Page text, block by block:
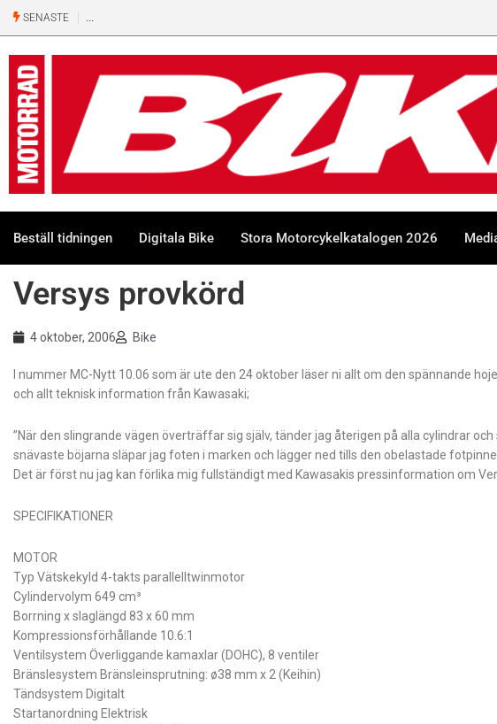
SENASTE
Beställ tidningen Digitala Bike Stora Motorcykelkatalogen 2026
Versys provkörd
4 oktober, 2006 Bike
I nummer MC-Nytt 10.06 som är ute den 24 oktober läser ni allt om den spännande
och allt teknisk information från Kawasaki;
”När den slingrande vägen överträffar sig själv, tänder jag återigen på alla cylindrar
snävaste böjarna släpar jag foten i marken och lägger ned tills den obelastade
Det är först nu jag kan förlika mig fullständigt med Kawasakis pressinformation om
SPECIFIKATIONER
MOTOR
Typ Vätskekyld 4-takts parallelltwinmotor
Cylindervolym 649 cm³
Borrning x slaglängd 83 x 60 mm
Kompressionsförhållande 10.6:1
Ventilsystem Överliggande kamaxlar (DOHC), 8 ventiler
Bränslesystem Bränsleinsprutning: ø38 mm x 2 (Keihin)
Tändsystem Digitalt
Startanordning Elektrisk